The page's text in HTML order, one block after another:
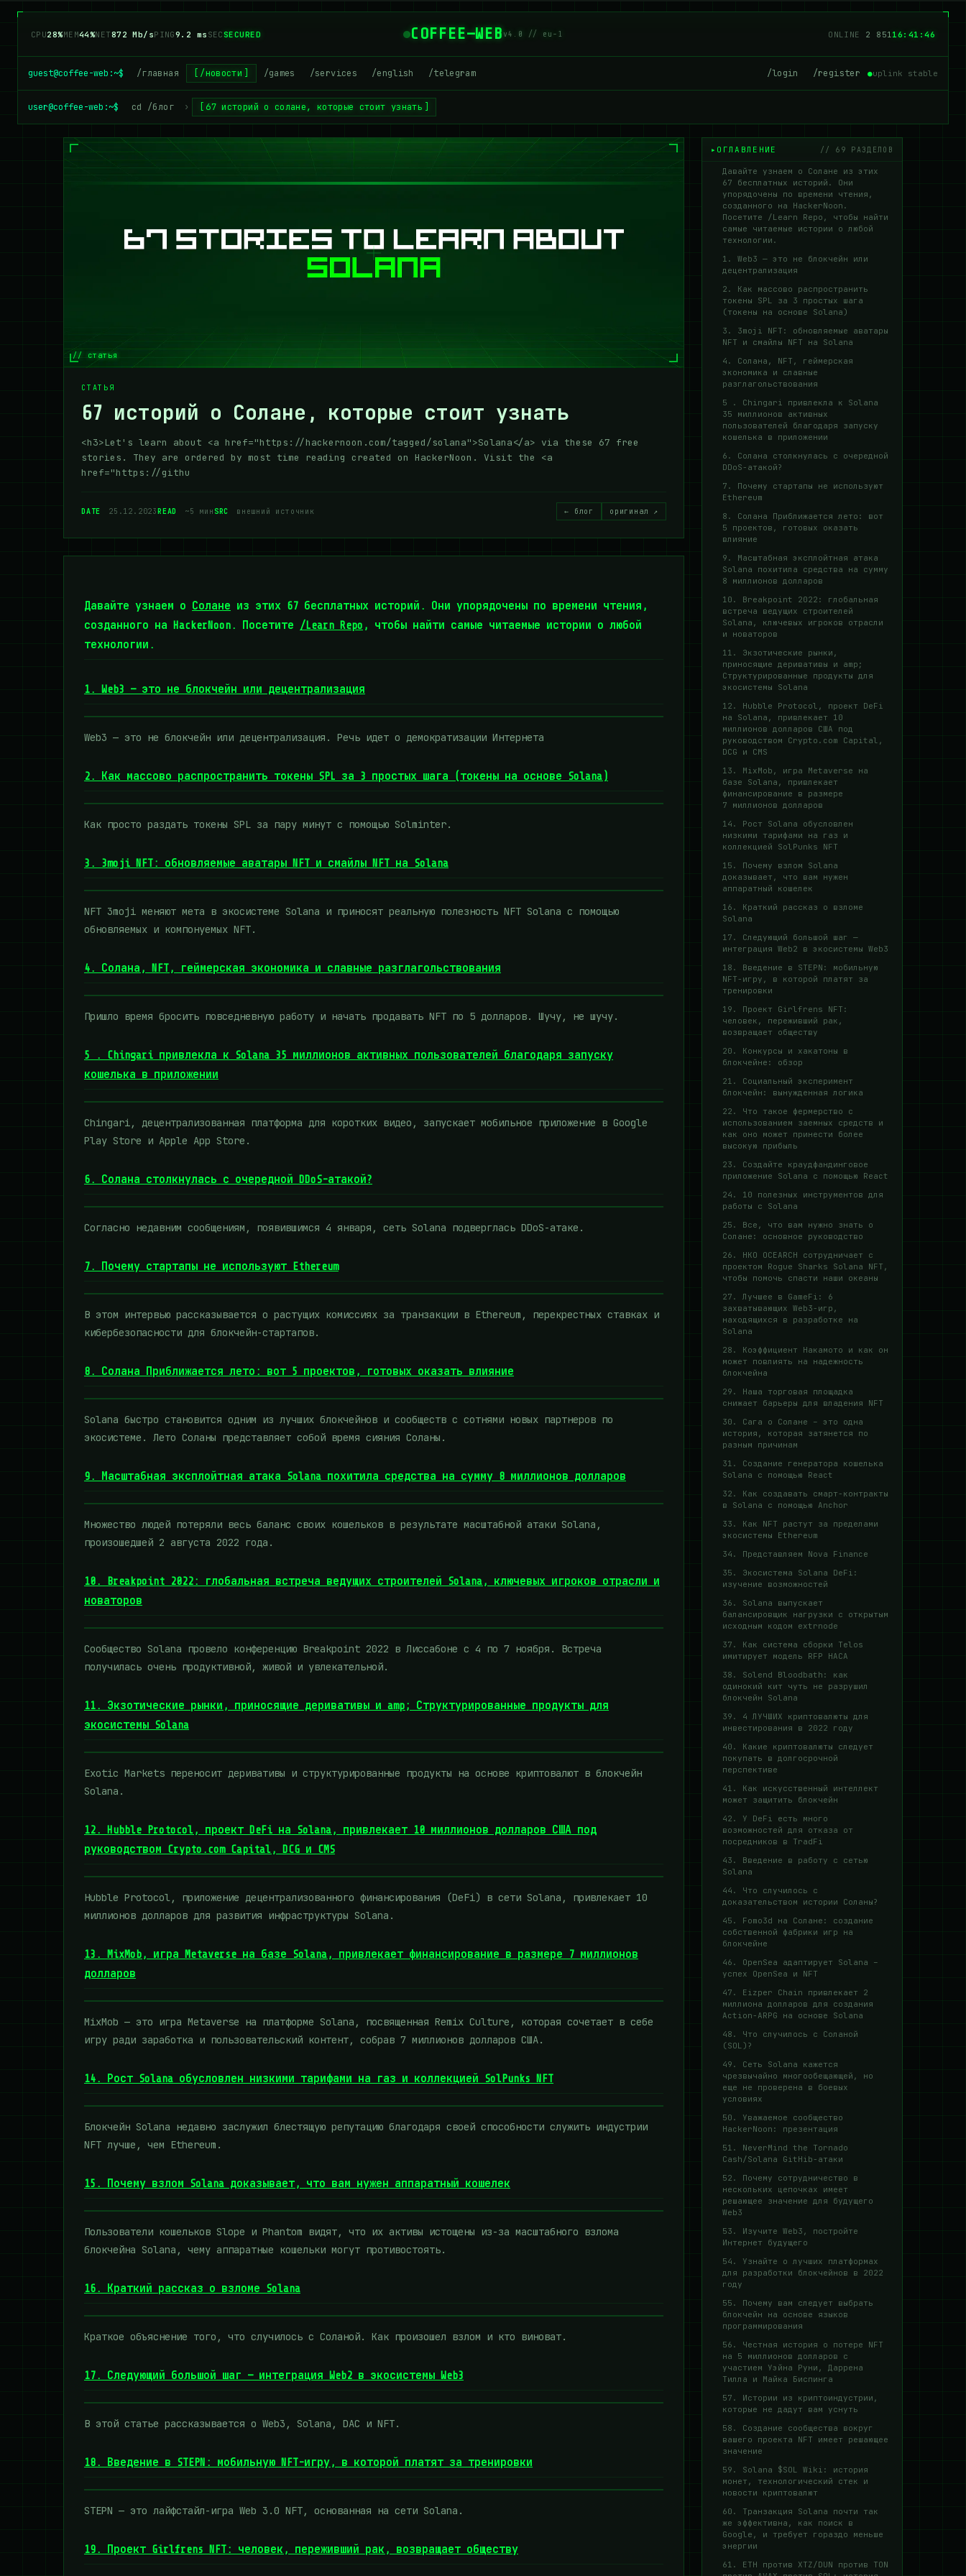
CPU25%MEM44%NET857 Mb/sPING9.2 ms SECSECURED COFFEE—WEBv4.0 // eu-1 ONLINE 2 856 16:41:48
guest@coffee-web:~$ /главная /новости /games /services /english /telegram /login /register ●uplink stable
user@coffee-web:~$ cd /блог › 67 историй о солане, которые стоит узнать
// статья
СТАТЬЯ
67 историй о Солане, которые стоит узнать
<h3>Let's learn about <a href="https://hackernoon.com/tagged/solana">Solana</a> via these 67 free
stories. They are ordered by most time reading created on HackerNoon. Visit the <a
href="https://githu
DATE 25.12.2023READ ~5 минSRC внешний источник ← блог оригинал ↗
Давайте узнаем о Солане из этих 67 бесплатных историй. Они упорядочены по времени чтения,
созданного на HackerNoon. Посетите /Learn Repo , чтобы найти самые читаемые истории о любой
технологии.
1. Web3 — это не блокчейн или децентрализация
Web3 — это не блокчейн или децентрализация. Речь идет о демократизации Интернета
2. Как массово распространить токены SPL за 3 простых шага (токены на основе Solana)
Как просто раздать токены SPL за пару минут с помощью Solminter.
3. 3moji NFT: обновляемые аватары NFT и смайлы NFT на Solana
NFT 3moji меняют мета в экосистеме Solana и приносят реальную полезность NFT Solana с помощью
обновляемых и компонуемых NFT.
4. Солана, NFT, геймерская экономика и славные разглагольствования
Пришло время бросить повседневную работу и начать продавать NFT по 5 долларов. Шучу, не шучу.
5 . Chingari привлекла к Solana 35 миллионов активных пользователей благодаря запуску
кошелька в приложении
Chingari, децентрализованная платформа для коротких видео, запускает мобильное приложение в Google
Play Store и Apple App Store.
6. Солана столкнулась с очередной DDoS-атакой?
Согласно недавним сообщениям, появившимся 4 января, сеть Solana подверглась DDoS-атаке.
7. Почему стартапы не используют Ethereum
В этом интервью рассказывается о растущих комиссиях за транзакции в Ethereum, перекрестных ставках и
кибербезопасности для блокчейн-стартапов.
8. Солана Приближается лето: вот 5 проектов, готовых оказать влияние
Solana быстро становится одним из лучших блокчейнов и сообществ с сотнями новых партнеров по
экосистеме. Лето Соланы представляет собой время сияния Соланы.
9. Масштабная эксплойтная атака Solana похитила средства на сумму 8 миллионов долларов
Множество людей потеряли весь баланс своих кошельков в результате масштабной атаки Solana,
произошедшей 2 августа 2022 года.
10. Breakpoint 2022: глобальная встреча ведущих строителей Solana, ключевых игроков отрасли и
новаторов
Сообщество Solana провело конференцию Breakpoint 2022 в Лиссабоне с 4 по 7 ноября. Встреча
получилась очень продуктивной, живой и увлекательной.
11. Экзотические рынки, приносящие деривативы и amp; Структурированные продукты для
экосистемы Solana
Exotic Markets переносит деривативы и структурированные продукты на основе криптовалют в блокчейн
Solana.
12. Hubble Protocol, проект DeFi на Solana, привлекает 10 миллионов долларов США под
руководством Crypto.com Capital, DCG и CMS
Hubble Protocol, приложение децентрализованного финансирования (DeFi) в сети Solana, привлекает 10
миллионов долларов для развития инфраструктуры Solana.
13. MixMob, игра Metaverse на базе Solana, привлекает финансирование в размере 7 миллионов
долларов
MixMob — это игра Metaverse на платформе Solana, посвященная Remix Culture, которая сочетает в себе
игру ради заработка и пользовательский контент, собрав 7 миллионов долларов США.
14. Рост Solana обусловлен низкими тарифами на газ и коллекцией SolPunks NFT
Блокчейн Solana недавно заслужил блестящую репутацию благодаря своей способности служить индустрии
NFT лучше, чем Ethereum.
15. Почему взлом Solana доказывает, что вам нужен аппаратный кошелек
Пользователи кошельков Slope и Phantom видят, что их активы истощены из-за масштабного взлома
блокчейна Solana, чему аппаратные кошельки могут противостоять.
16. Краткий рассказ о взломе Solana
Краткое объяснение того, что случилось с Соланой. Как произошел взлом и кто виноват.
17. Следующий большой шаг — интеграция Web2 в экосистемы Web3
В этой статье рассказывается о Web3, Solana, DAC и NFT.
18. Введение в STEPN: мобильную NFT-игру, в которой платят за тренировки
STEPN — это лайфстайл-игра Web 3.0 NFT, основанная на сети Solana.
19. Проект Girlfrens NFT: человек, переживший рак, возвращает обществу
ОГЛАВЛЕНИЕ // 69 РАЗДЕЛОВ
Давайте узнаем о Солане из этих
67 бесплатных историй. Они
упорядочены по времени чтения,
созданного на HackerNoon.
Посетите /Learn Repo, чтобы найти
самые читаемые истории о любой
технологии.
1. Web3 — это не блокчейн или
децентрализация
2. Как массово распространить
токены SPL за 3 простых шага
(токены на основе Solana)
3. 3moji NFT: обновляемые аватары
NFT и смайлы NFT на Solana
4. Солана, NFT, геймерская
экономика и славные
разглагольствования
5 . Chingari привлекла к Solana
35 миллионов активных
пользователей благодаря запуску
кошелька в приложении
6. Солана столкнулась с очередной
DDoS-атакой?
7. Почему стартапы не используют
Ethereum
8. Солана Приближается лето: вот
5 проектов, готовых оказать
влияние
9. Масштабная эксплойтная атака
Solana похитила средства на сумму
8 миллионов долларов
10. Breakpoint 2022: глобальная
встреча ведущих строителей
Solana, ключевых игроков отрасли
и новаторов
11. Экзотические рынки,
приносящие деривативы и amp;
Структурированные продукты для
экосистемы Solana
12. Hubble Protocol, проект DeFi
на Solana, привлекает 10
миллионов долларов США под
руководством Crypto.com Capital,
DCG и CMS
13. MixMob, игра Metaverse на
базе Solana, привлекает
финансирование в размере
7 миллионов долларов
14. Рост Solana обусловлен
низкими тарифами на газ и
коллекцией SolPunks NFT
15. Почему взлом Solana
доказывает, что вам нужен
аппаратный кошелек
16. Краткий рассказ о взломе
Solana
17. Следующий большой шаг —
интеграция Web2 в экосистемы Web3
18. Введение в STEPN: мобильную
NFT-игру, в которой платят за
тренировки
19. Проект Girlfrens NFT:
человек, переживший рак,
возвращает обществу
20. Конкурсы и хакатоны в
блокчейне: обзор
21. Социальный эксперимент
блокчейн: вынужденная логика
22. Что такое фермерство с
использованием заемных средств и
как оно может принести более
высокую прибыль
23. Создайте краудфандинговое
приложение Solana с помощью React
24. 10 полезных инструментов для
работы с Solana
25. Все, что вам нужно знать о
Солане: основное руководство
26. НКО OCEARCH сотрудничает с
проектом Rogue Sharks Solana NFT,
чтобы помочь спасти наши океаны
27. Лучшее в GameFi: 6
захватывающих Web3-игр,
находящихся в разработке на
Solana
28. Коэффициент Накамото и как он
может повлиять на надежность
блокчейна
29. Наша торговая площадка
снижает барьеры для владения NFT
30. Сага о Солане – это одна
история, которая затянется по
разным причинам
31. Создание генератора кошелька
Solana с помощью React
32. Как создавать смарт-контракты
в Solana с помощью Anchor
33. Как NFT растут за пределами
экосистемы Ethereum
34. Представляем Nova Finance
35. Экосистема Solana DeFi:
изучение возможностей
36. Solana выпускает
балансировщик нагрузки с открытым
исходным кодом extrnode
37. Как система сборки Telos
имитирует модель RFP НАСА
38. Solend Bloodbath: как
одинокий кит чуть не разрушил
блокчейн Solana
39. 4 ЛУЧШИХ криптовалюты для
инвестирования в 2022 году
40. Какие криптовалюты следует
покупать в долгосрочной
перспективе
41. Как искусственный интеллект
может защитить блокчейн
42. У DeFi есть много
возможностей для отказа от
посредников в TradFi
43. Введение в работу с сетью
Solana
44. Что случилось с
доказательством истории Соланы?
45. Fomo3d на Солане: создание
собственной фабрики игр на
блокчейне
46. OpenSea адаптирует Solana –
успех OpenSea и NFT
47. Eizper Chain привлекает 2
миллиона долларов для создания
Action-ARPG на основе Solana
48. Что случилось с Соланой
(SOL)?
49. Сеть Solana кажется
чрезвычайно многообещающей, но
еще не проверена в боевых
условиях
50. Уважаемое сообщество
HackerNoon: презентация
51. NeverMind the Tornado
Cash/Solana GitHib-атаки
52. Почему сотрудничество в
нескольких цепочках имеет
решающее значение для будущего
Web3
53. Изучите Web3, постройте
Интернет будущего
54. Узнайте о лучших платформах
для разработки блокчейнов в 2022
году
55. Почему вам следует выбрать
блокчейн на основе языков
программирования
56. Честная история о потере NFT
на 5 миллионов долларов с
участием Уэйна Руни, Даррена
Тилла и Майка Биспинга
57. Истории из криптоиндустрии,
которые не дадут вам уснуть
58. Создание сообщества вокруг
вашего проекта NFT имеет решающее
значение
59. Solana $SOL Wiki: история
монет, технологический стек и
новости криптовалют
60. Транзакция Solana почти так
же эффективна, как поиск в
Google, и требует гораздо меньше
энергии
61. ETH против XTZ/DUN против TON